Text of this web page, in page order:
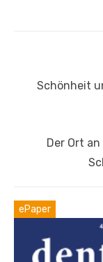
Vorheriger
Schönheit
NächsterDer Ort
ePaper